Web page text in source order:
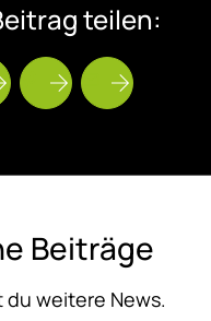
tei­len:
Bei­trä­ge
du weitere News.